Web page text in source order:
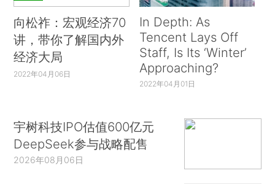
向松祚：宏观经济70
讲，带你了解国内外
经济大局
2022年04月06日
In Depth: As
Tencent Lays Off
Staff, Is Its ‘Winter’
Approaching?
2022年04月01日
宇树科技IPO估值600亿元
DeepSeek参与战略配售
2026年08月06日